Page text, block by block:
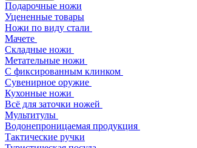
Подарочные ножи
Уцененные товары
Ножи по виду стали
Мачете
Складные ножи
Метательные ножи
С фиксированным клинком
Сувенирное оружие
Кухонные ножи
Всё для заточки ножей
Мультитулы
Водонепроницаемая продукция
Тактические ручки